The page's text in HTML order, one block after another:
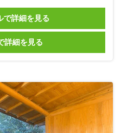
で詳細を見る
詳細を見る